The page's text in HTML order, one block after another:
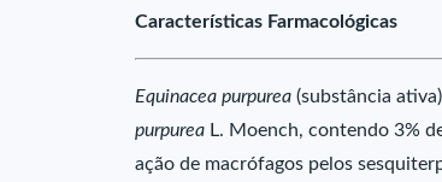
Características Farmacológicas
Equinacea purpurea (substância
purpurea L. Moench, contendo 3%
ação de macrófagos pelos